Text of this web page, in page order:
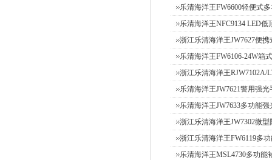
乐清海洋王FW6600轻便式
乐清海洋王NFC9134 LED低
浙江乐清海洋王JW7627便
乐清海洋王FW6106-24W箱
浙江乐清海洋王RJW7102A/
乐清海洋王JW7621警用强
乐清海洋王JW7633多功能
浙江乐清海洋王JW7302微
浙江乐清海洋王FW6119多
乐清海洋王MSL4730多功能